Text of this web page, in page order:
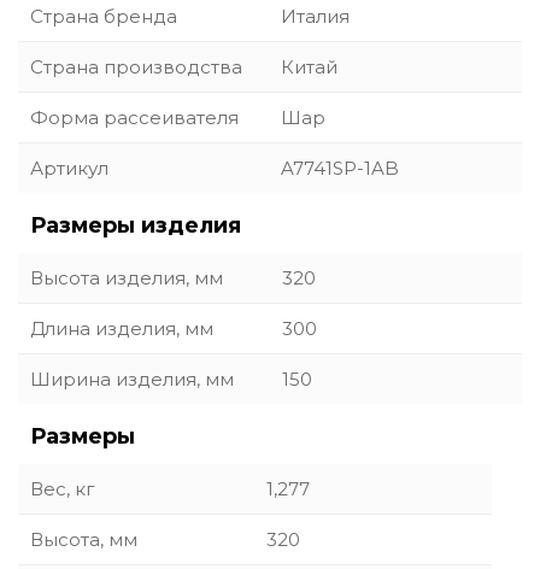
Страна бренда Италия
Страна производства Китай
Форма рассеивателя Шар
Артикул A7741SP-1AB
Размеры изделия
Высота изделия, мм 320
Длина изделия, мм 300
Ширина изделия, мм 150
Размеры
Вес, кг 1,277
Высота, мм 320